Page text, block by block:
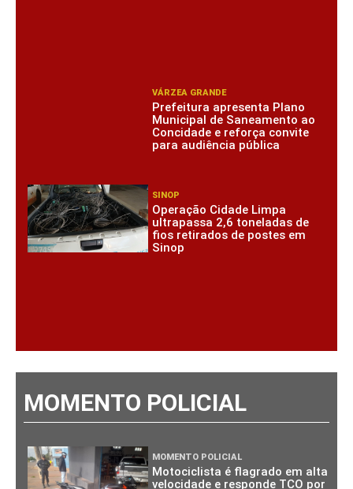
VÁRZEA GRANDE
Prefeitura apresenta Plano
Municipal de Saneamento ao
Concidade e reforça convite
para audiência pública
SINOP
Operação Cidade Limpa
ultrapassa 2,6 toneladas de
fios retirados de postes em
Sinop
MOMENTO POLICIAL
MOMENTO POLICIAL
Motociclista é flagrado em alta
velocidade e responde TCO por